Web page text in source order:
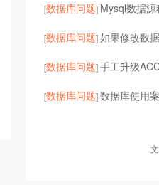
[数据库问题] Mysql数据
[数据库问题]如果修改数
[数据库问题]手工升级
[数据库问题]数据库使用